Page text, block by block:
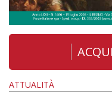
ATTUALITÀ